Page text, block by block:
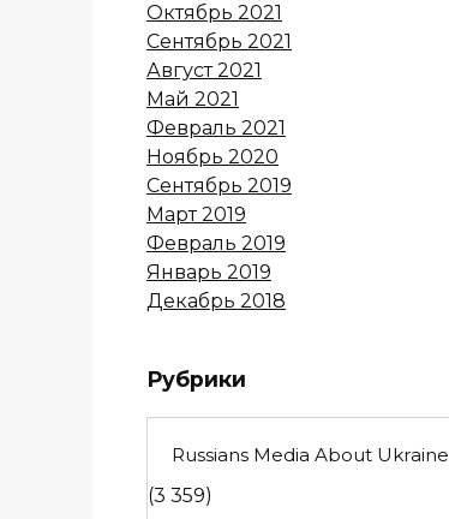
Октябрь 2021
Сентябрь 2021
Август 2021
Май 2021
Февраль 2021
Ноябрь 2020
Сентябрь 2019
Март 2019
Февраль 2019
Январь 2019
Декабрь 2018
Рубрики
Russians Media About Ukraine
(3 359)